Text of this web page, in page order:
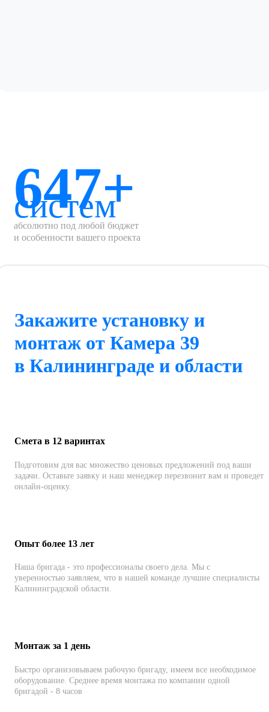
647+
систем
абсолютно под любой бюджет
и особенности вашего проекта
Закажите установку и
монтаж от Камера 39
в Калининграде и области
Смета в 12 варинтах
Подготовим для вас множество ценовых предложений под ваши
задачи. Оставьте заявку и наш менеджер перезвонит вам и проведет
онлайн-оценку.
Опыт более 13 лет
Наша бригада - это профессионалы своего дела. Мы с
уверенностью заявляем, что в нашей команде лучшие специалисты
Калининградской области.
Монтаж за 1 день
Быстро организовываем рабочую бригаду, имеем все необходимое
оборудование. Среднее время монтажа по компании одной
бригадой - 8 часов